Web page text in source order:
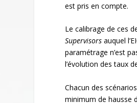
est pris en compte.
Le calibrage de ces
Supervisors auquel
paramétrage n’est
l’évolution des taux
Chacun des
minimum de hausse